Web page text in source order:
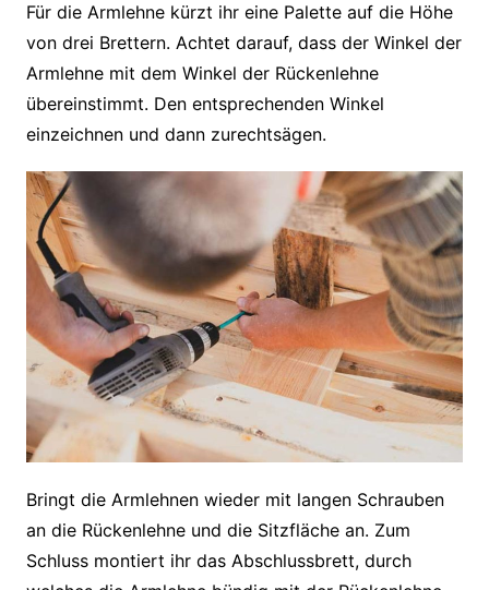
Für die Armlehne kürzt ihr eine Palette auf die Höhe
von drei Brettern. Achtet darauf, dass der Winkel der
Armlehne mit dem Winkel der Rückenlehne
übereinstimmt. Den entsprechenden Winkel
einzeichnen und dann zurechtsägen.
Bringt die Armlehnen wieder mit langen Schrauben
an die Rückenlehne und die Sitzfläche an. Zum
Schluss montiert ihr das Abschlussbrett, durch